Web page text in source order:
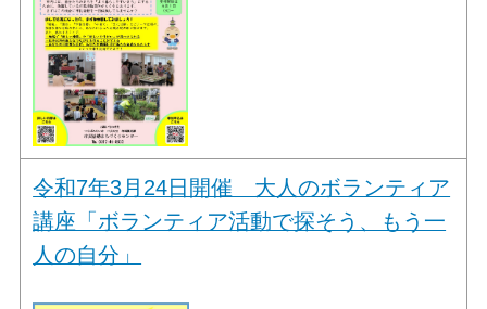
令和7年3月24日開催 大人のボランティア
講座「ボランティア活動で探そう、もう一
人の自分」